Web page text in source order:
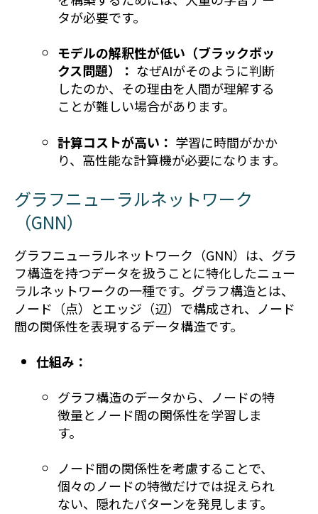
タが必要です。
モデルの解釈性が低い（ブラックボッ
クス問題）： なぜAIがそのように判断
したのか、その理由を人間が理解する
ことが難しい場合があります。
計算コストが高い： 学習に時間がかか
り、高性能な計算機が必要になります。
グラフニューラルネットワーク
（GNN）
グラフニューラルネットワーク（GNN）は、グラ
フ構造を持つデータを扱うことに特化したニュー
ラルネットワークの一種です。グラフ構造とは、
ノード（点）とエッジ（辺）で構成され、ノード
間の関係性を表現するデータ構造です。
仕組み：
グラフ構造のデータから、ノードの特
徴量とノード間の関係性を学習しま
す。
ノード間の関係性を考慮することで、
個々のノードの特徴だけでは捉えられ
ない、隠れたパターンを発見します。